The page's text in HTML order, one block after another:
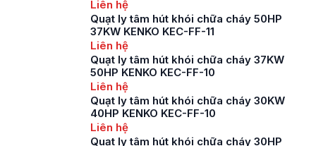
Liên hệ
Quạt ly tâm hút khói chữa cháy 50HP
37KW KENKO KEC-FF-11
Liên hệ
Quạt ly tâm hút khói chữa cháy 37KW
50HP KENKO KEC-FF-10
Liên hệ
Quạt ly tâm hút khói chữa cháy 30KW
40HP KENKO KEC-FF-10
Liên hệ
Quạt ly tâm hút khói chữa cháy 30HP